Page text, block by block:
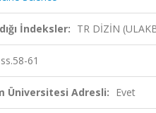
İndeksler: TR DİZİN
ss.58-61
Üniversitesi Adresli: Evet